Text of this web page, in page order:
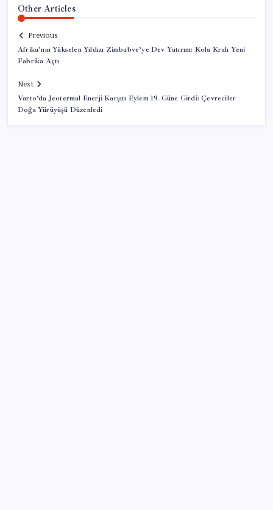
Other Articles
Previous
Afrika’nın Yükselen Yıldızı Zimbabve’ye Dev Yatırım: Kola Kralı Yeni
Fabrika Açtı
Next
Varto’da Jeotermal Enerji Karşıtı Eylem 19. Güne Girdi: Çevreciler
Doğa Yürüyüşü Düzenledi